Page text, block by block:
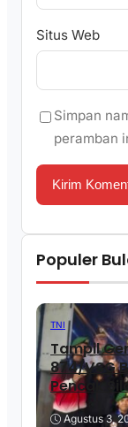
Situs Web
Simpan
peramban
Populer
TNI
Tampil
874/VSG
Pencak
Agustus 3,